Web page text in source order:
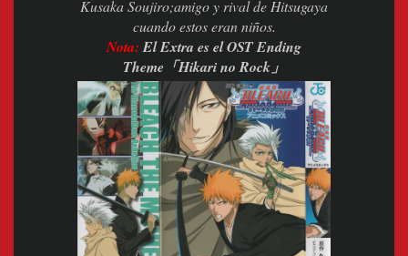
Kusaka Soujiro;amigo y rival de Hitsugaya
cuando estos eran niños.
Nota:El Extra es el OST Ending
Theme「Hikari no Rock」